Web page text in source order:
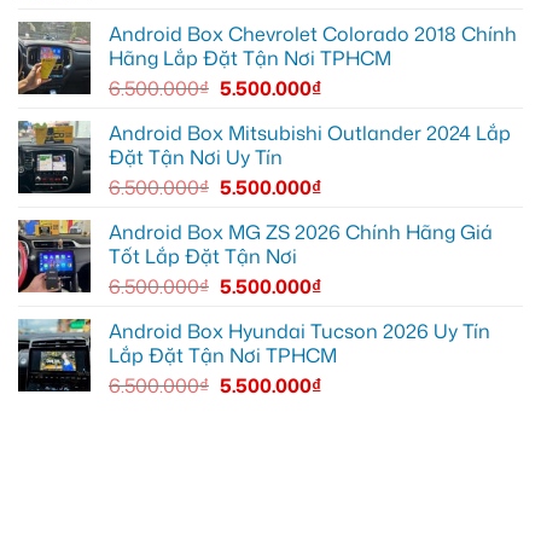
tiện
ích
Everest
tại
Thủ
Đức
cần
sáng
tốt
hơn
Android Box Chevrolet Colorado 2018 Chính
Hãng Lắp Đặt Tận Nơi TPHCM
6.500.000₫ 5.500.000₫
Android Box Mitsubishi Outlander 2024 Lắp
Đặt Tận Nơi Uy Tín
6.500.000₫ 5.500.000₫
Android Box MG ZS 2026 Chính Hãng Giá
Tốt Lắp Đặt Tận Nơi
6.500.000₫ 5.500.000₫
Android Box Hyundai Tucson 2026 Uy Tín
Lắp Đặt Tận Nơi TPHCM
6.500.000₫ 5.500.000₫